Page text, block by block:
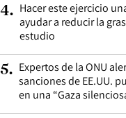
4. Hacer este ejercicio
ayudar a reducir la
estudio
5. Expertos de la ONU
sanciones de EE.UU.
en una “Gaza